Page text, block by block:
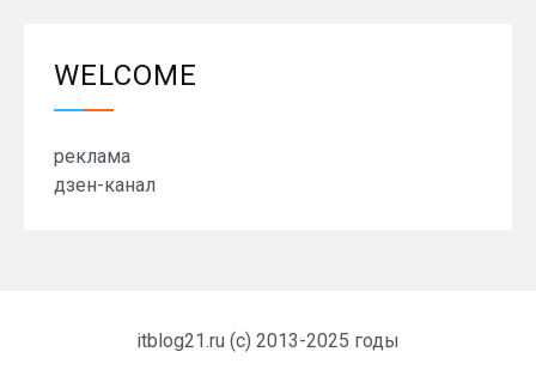
WELCOME
реклама
дзен-канал
itblog21.ru (c) 2013-2025 годы